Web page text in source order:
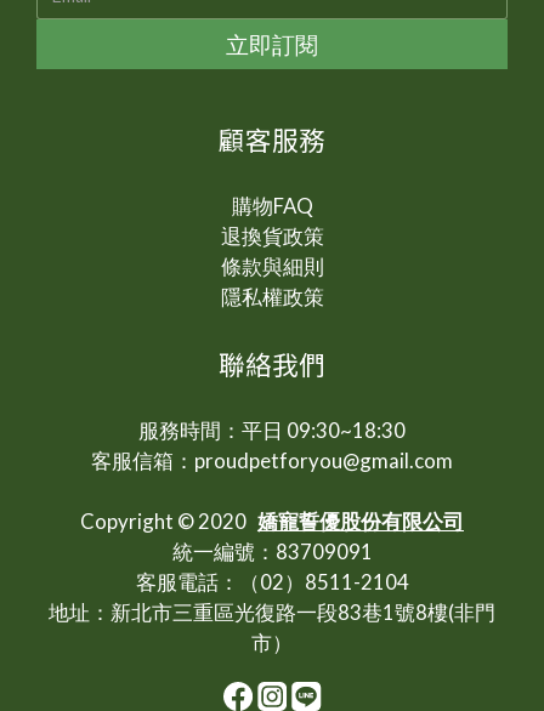
立即訂閱
顧客服務
購物FAQ
退換貨政策
條款與細則
隱私權政策
聯絡我們
服務時間：平日 09:30~18:30
客服信箱：proudpetforyou@gmail.com
Copyright © 2020 嬌寵誓優股份有限公司
統一編號：83709091
客服電話：（02）8511-2104
地址：新北市三重區光復路一段83巷1號8樓(非門
市）